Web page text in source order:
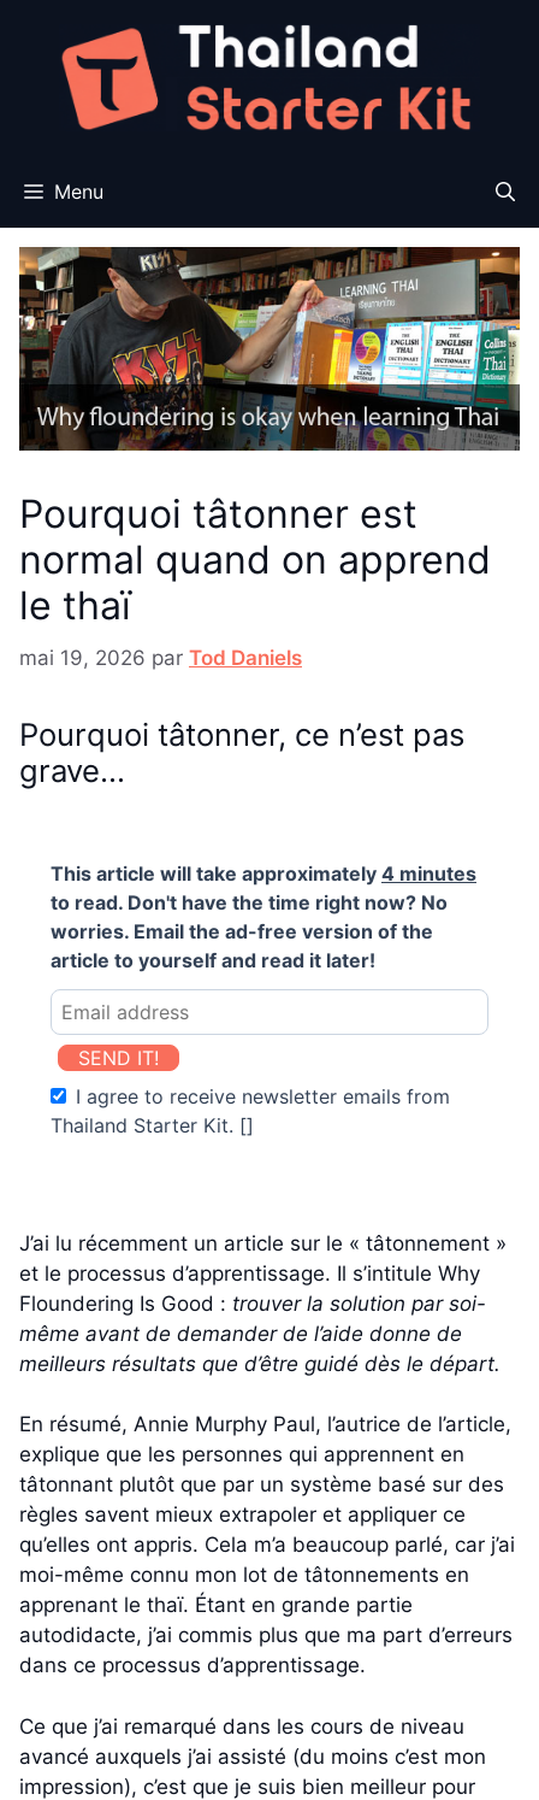
contenu
Menu
Pourquoi tâtonner est
normal quand on apprend
le thaï
mai 19, 2026 par Tod Daniels
Pourquoi tâtonner, ce n’est pas
grave…
This article will take approximately 4 minutes
to read. Don't have the time right now? No
worries. Email the ad-free version of the
article to yourself and read it later!
SEND IT!
I agree to receive newsletter emails from
Thailand Starter Kit. []
J’ai lu récemment un article sur le « tâtonnement »
et le processus d’apprentissage. Il s’intitule Why
Floundering Is Good : trouver la solution par soi-
même avant de demander de l’aide donne de
meilleurs résultats que d’être guidé dès le départ.
En résumé, Annie Murphy Paul, l’autrice de l’article,
explique que les personnes qui apprennent en
tâtonnant plutôt que par un système basé sur des
règles savent mieux extrapoler et appliquer ce
qu’elles ont appris. Cela m’a beaucoup parlé, car j’ai
moi-même connu mon lot de tâtonnements en
apprenant le thaï. Étant en grande partie
autodidacte, j’ai commis plus que ma part d’erreurs
dans ce processus d’apprentissage.
Ce que j’ai remarqué dans les cours de niveau
avancé auxquels j’ai assisté (du moins c’est mon
impression), c’est que je suis bien meilleur pour